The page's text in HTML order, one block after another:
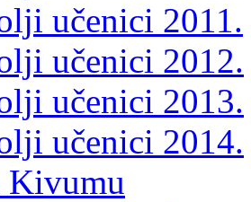
učenici 2011.
učenici 2012.
učenici 2013.
učenici 2014.
Kivumu